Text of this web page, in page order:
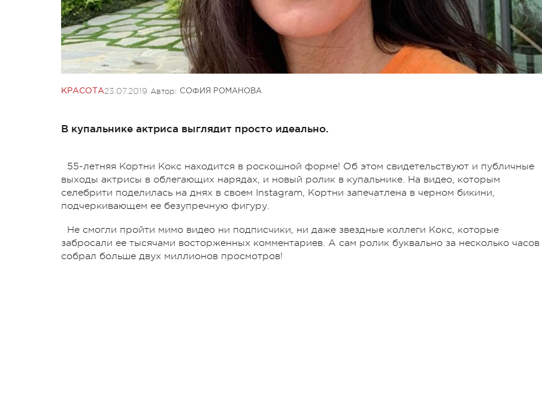
КРАСОТА23.07.2019 Автор: СОФИЯ РОМАНОВА
В купальнике актриса выглядит просто идеально.
55-летняя Кортни Кокс находится в роскошной форме! Об этом свидетельствуют и публичные
выходы актрисы в облегающих нарядах, и новый ролик в купальнике. На видео, которым
селебрити поделилась на днях в своем Instagram, Кортни запечатлена в черном бикини,
подчеркивающем ее безупречную фигуру.
Не смогли пройти мимо видео ни подписчики, ни даже звездные коллеги Кокс, которые
забросали ее тысячами восторженных комментариев. А сам ролик буквально за несколько часов
собрал больше двух миллионов просмотров!